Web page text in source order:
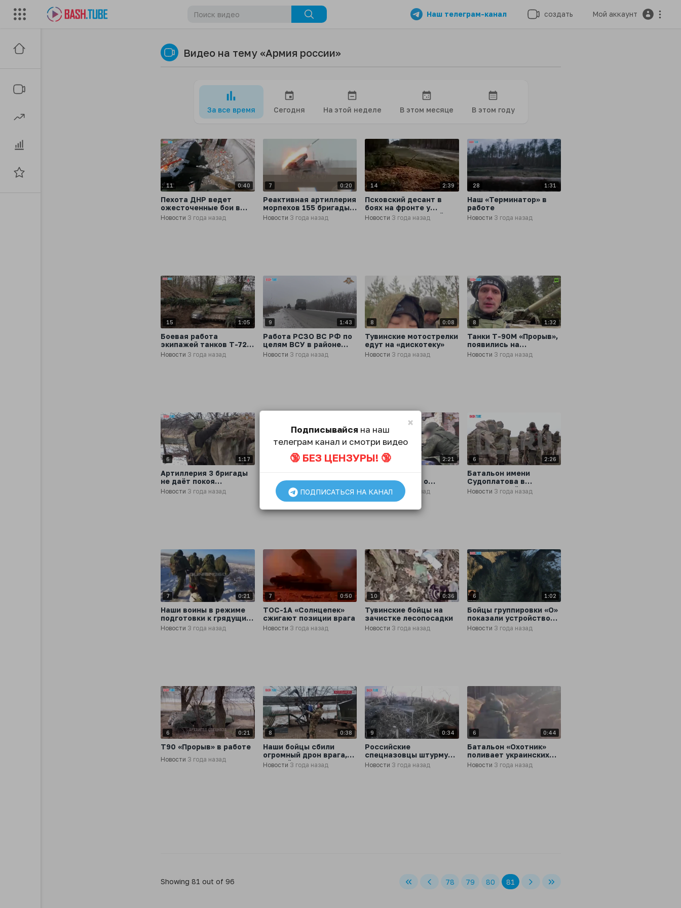
Наш телеграм-канал создать Мой аккаунт
Видео на тему «Армия россии»
За все время Сегодня На этой неделе В этом месяце В этом году
11 0:40
Пехота ДНР ведет
ожесточенные бои в
поселке Красная Гора
Новости 3 года назад
7 0:20
Реактивная артиллерия
морпехов 155 бригады в
ходе боев за Угледар
Новости 3 года назад
14 2:39
Псковский десант в
боях на фронте у
Сватово-Кременной
Новости 3 года назад
28 1:31
Наш «Терминатор» в
работе
Новости 3 года назад
15 1:05
Боевая работа
экипажей танков Т-72
по врагу на правом
берегу Днепра
Новости 3 года назад
9 1:43
Работа РСЗО ВС РФ по
целям ВСУ в районе
Марьинки
Новости 3 года назад
8 0:08
Тувинские мотострелки
едут на «дискотеку»
Новости 3 года назад
8 1:32
Танки Т-90М «Прорыв»,
появились на
Запорожском
направлении
Новости 3 года назад
6 1:17
Артиллерия 3 бригады
не даёт покоя
всушникам на линии
Новости 3 года назад
0:42
командирская боевая
разведывательная
машина БРМ-1К
Новости3 года назад
4 2:21
рассказывают о
тяжёлых боях за
Угледар
Новости3 года назад
6 2:26
Батальон имени
Судоплатова в
Запорожской области
пополнился
Новости 3 года назад
7 0:21
Наши воины в режиме
подготовки к грядущим
боям в зоне СВО
Новости 3 года назад
7 0:50
ТОС-1А «Солнцепек»
сжигают позиции врага
Новости 3 года назад
10 0:36
Тувинские бойцы на
зачистке лесопосадки
Новости 3 года назад
6 1:02
Бойцы группировки «О»
показали устройство
своего быта на
передовой
Новости 3 года назад
6 0:21
Т90 «Прорыв» в работе
Новости 3 года назад
8 0:38
Наши бойцы сбили
огромный дрон врага,
несший 4 гранаты
Новости 3 года назад
9 0:34
Российские
спецназовцы штурмуют
позиции ВСУ в
Новоселковском на
Новости 3 года назад
6 0:44
Батальон «Охотник»
поливает украинских
боевиков прицельным
Новости 3 года назад
Showing 81 out of 96 78 79 80 81
×
Подписывайся на наш
телеграм канал и смотри видео
🔞 БЕЗ ЦЕНЗУРЫ! 🔞
ПОДПИСАТЬСЯ НА КАНАЛ